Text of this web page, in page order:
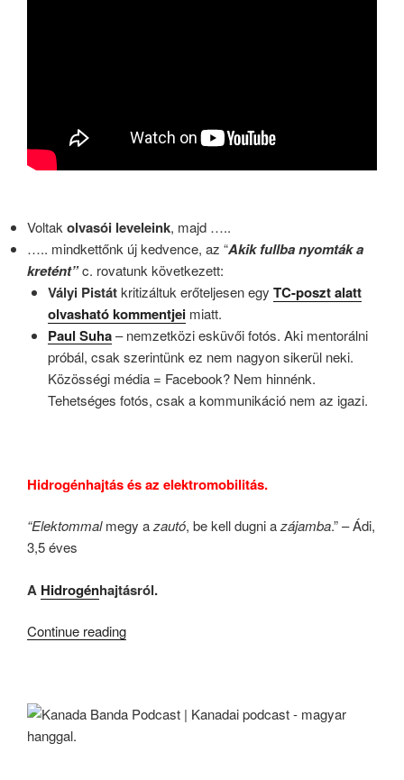
Voltak olvasói leveleink, majd …..
….. mindkettőnk új kedvence, az “Akikfullba nyomták a
kretént”c. rovatunk következett:
Vályi Pistátkritizáltuk erőteljesen egy TC-poszt alatt
olvasható kommentjeimiatt.
Paul Suha– nemzetközi esküvői fotós. Aki mentorálni
próbál, csak szerintünk ez nem nagyon sikerül neki.
Közösségi média = Facebook? Nem hinnénk.
Tehetséges fotós, csak a kommunikáció nem az igazi.
Hidrogénhajtás és az elektromobilitás.
“Elektommalmegy azautó, be kell dugni azájamba.” – Ádi,
3,5 éves
A Hidrogénhajtásról.
Continue reading“KB023
Mobilitás